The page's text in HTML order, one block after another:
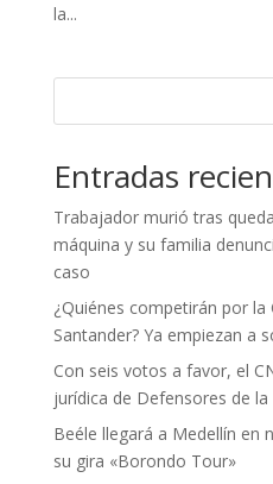
la...
Entradas
Trabajador murió tras
máquina y su familia
caso
¿Quiénes competirán por la
Santander? Ya empiezan a
Con seis votos a favor, el
jurídica de Defensores de la
Beéle llegará a Medellín en
su gira «Borondo Tour»